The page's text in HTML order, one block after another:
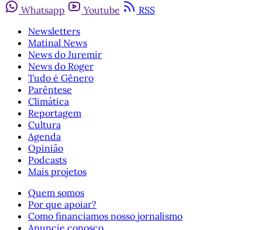
Whatsapp
Youtube
RSS
Newsletters
Matinal News
News do Juremir
News do Roger
Tudo é Gênero
Parêntese
Climática
Reportagem
Cultura
Agenda
Opinião
Podcasts
Mais projetos
Quem somos
Por que apoiar?
Como financiamos nosso jornalismo
Anuncie conosco